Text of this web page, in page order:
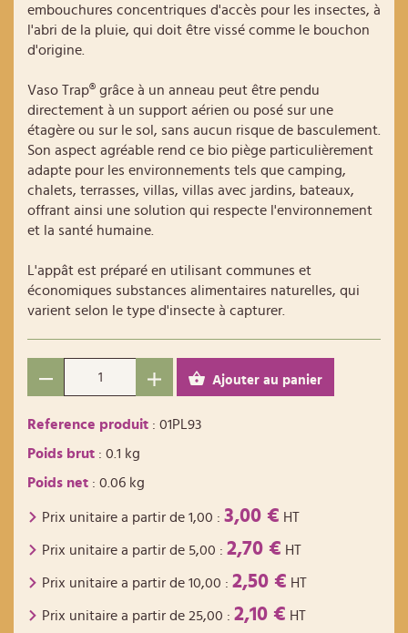
embouchures concentriques d'accès pour les insectes, à
l'abri de la pluie, qui doit être vissé comme le bouchon
d'origine.
Vaso Trap® grâce à un anneau peut être pendu
directement à un support aérien ou posé sur une
étagère ou sur le sol, sans aucun risque de basculement.
Son aspect agréable rend ce bio piège particulièrement
adapte pour les environnements tels que camping,
chalets, terrasses, villas, villas avec jardins, bateaux,
offrant ainsi une solution qui respecte l'environnement
et la santé humaine.
L'appât est préparé en utilisant communes et
économiques substances alimentaires naturelles, qui
varient selon le type d'insecte à capturer.
Ajouter au panier
Reference produit : 01PL93
Poids brut : 0.1 kg
Poids net : 0.06 kg
Prix unitaire a partir de 1,00 : 3,00 € HT
Prix unitaire a partir de 5,00 : 2,70 € HT
Prix unitaire a partir de 10,00 : 2,50 € HT
Prix unitaire a partir de 25,00 : 2,10 € HT